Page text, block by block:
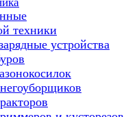
техники
устройства